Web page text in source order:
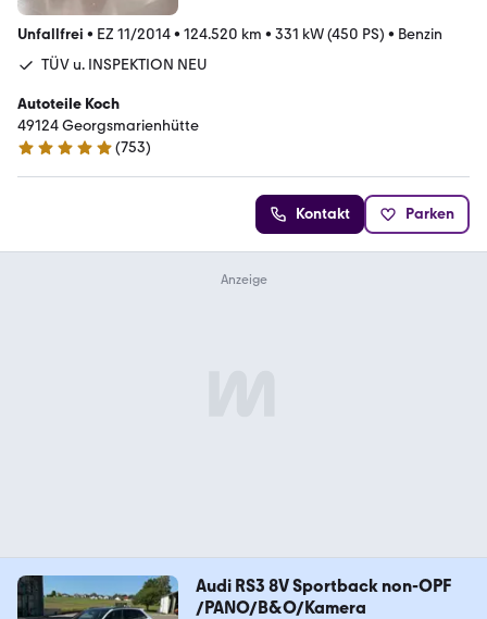
Unfallfrei • EZ 11/2014• 124.520 km • 331 kW (450 PS) • Benzin
TÜV u. INSPEKTION NEU
Autoteile Koch
49124 Georgsmarienhütte
4.9 Sterne
(753)
Kontakt Parken
Audi RS3 8V Sportback non-OPF
/PANO/B&O/Kamera